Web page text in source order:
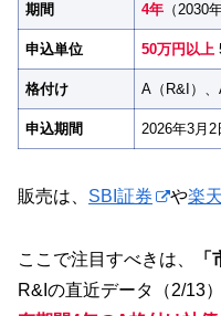
期間 4年 （2030
申込単位 50万円 以上
格付け A（R&I）、
申込期間 2026年3月2
販売は、 SBI証券 や楽
ここで注目すべきは、
R&Iの直近データ（2/13